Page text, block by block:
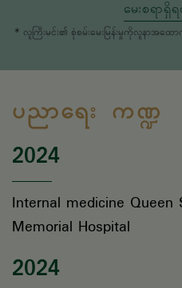
မေးစရာရှိရ
* လူကြီးမင်း၏ စုံစမ်းမေးမြန်းမှုကိုလူနာအထော
ပညာရေး ကဏ္ဍ
2024
Internal medicine Queen
Memorial Hospital
2024